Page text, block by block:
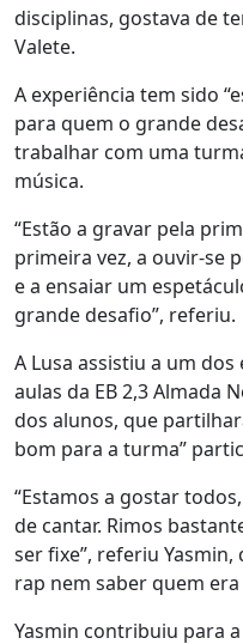
disciplinas, gostava de
Valete.
A experiência tem sido
para quem o grande
trabalhar com uma
música.
“Estão a gravar pela
primeira vez, a ouvir-se
e a ensaiar um
grande desafio”, referiu.
A Lusa assistiu a um
aulas da EB 2,3 Almada
dos alunos, que
bom para a turma”
“Estamos a gostar
de cantar. Rimos
ser fixe”, referiu
rap nem saber quem
Yasmin contribuiu para